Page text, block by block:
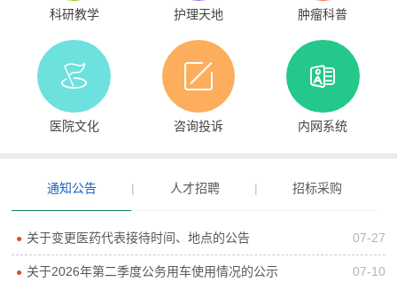
科研教学 护理天地 肿瘤科普
医院文化 咨询投诉 内网系统
通知公告 | 人才招聘 | 招标采购
● 关于变更医药代表接待时间、地点的公告 07-27
● 关于2026年第二季度公务用车使用情况的公示 07-10